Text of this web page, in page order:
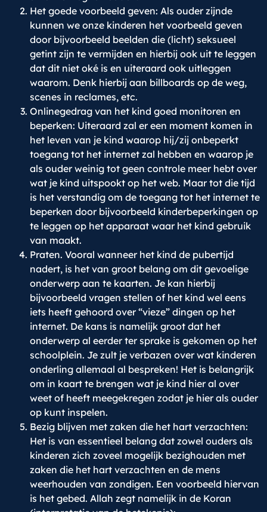
Het goede voorbeeld geven: Als ouder zijnde
kunnen we onze kinderen het voorbeeld geven
door bijvoorbeeld beelden die (licht) seksueel
getint zijn te vermijden en hierbij ook uit te leggen
dat dit niet oké is en uiteraard ook uitleggen
waarom. Denk hierbij aan billboards op de weg,
scenes in reclames, etc.
Onlinegedrag van het kind goed monitoren en
beperken: Uiteraard zal er een moment komen in
het leven van je kind waarop hij/zij onbeperkt
toegang tot het internet zal hebben en waarop je
als ouder weinig tot geen controle meer hebt over
wat je kind uitspookt op het web. Maar tot die tijd
is het verstandig om de toegang tot het internet te
beperken door bijvoorbeeld kinderbeperkingen op
te leggen op het apparaat waar het kind gebruik
van maakt.
Praten. Vooral wanneer het kind de pubertijd
nadert, is het van groot belang om dit gevoelige
onderwerp aan te kaarten. Je kan hierbij
bijvoorbeeld vragen stellen of het kind wel eens
iets heeft gehoord over “vieze” dingen op het
internet. De kans is namelijk groot dat het
onderwerp al eerder ter sprake is gekomen op het
schoolplein. Je zult je verbazen over wat kinderen
onderling allemaal al bespreken! Het is belangrijk
om in kaart te brengen wat je kind hier al over
weet of heeft meegekregen zodat je hier als ouder
op kunt inspelen.
Bezig blijven met zaken die het hart verzachten:
Het is van essentieel belang dat zowel ouders als
kinderen zich zoveel mogelijk bezighouden met
zaken die het hart verzachten en de mens
weerhouden van zondigen. Een voorbeeld hiervan
is het gebed. Allah zegt namelijk in de Koran